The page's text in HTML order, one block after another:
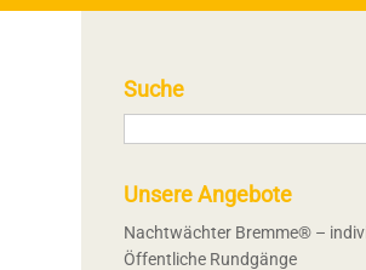
Suche
Unsere Angebote
Nachtwächter Bremme® –
Öffentliche Rundgänge